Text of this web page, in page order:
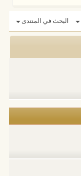
البحث في المنتدى